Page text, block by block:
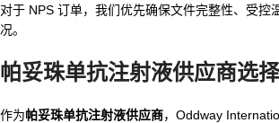
对于 NPS 订单，我们优先确保文件完整性、受
况。
帕妥珠单抗注射液供应商选
作为帕妥珠单抗注射液供应商，Oddway